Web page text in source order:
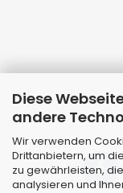
Diese
andere
Wir verwenden
Drittanbietern, um
zu gewährleisten,
analysieren und